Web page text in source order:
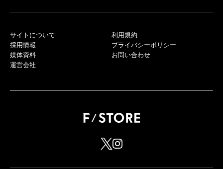
サイトについて
採用情報
媒体資料
運営会社
利用規約
プライバシーポリシー
お問い合わせ